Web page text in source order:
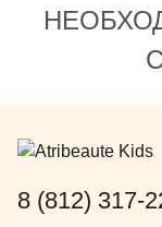
8 (812) 317-